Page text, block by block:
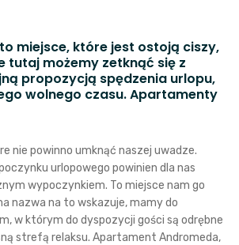
miejsce, które jest ostoją ciszy,
tutaj możemy zetknąć się z
propozycją spędzenia urlopu,
wolnego czasu. Apartamenty
nie powinno umknąć naszej uwadze.
urlopowego powinien dla nas
wypoczynkiem. To miejsce nam go
nazwa na to wskazuje, mamy do
w którym do dyspozycji gości są odrębne
strefą relaksu. Apartament Andromeda,